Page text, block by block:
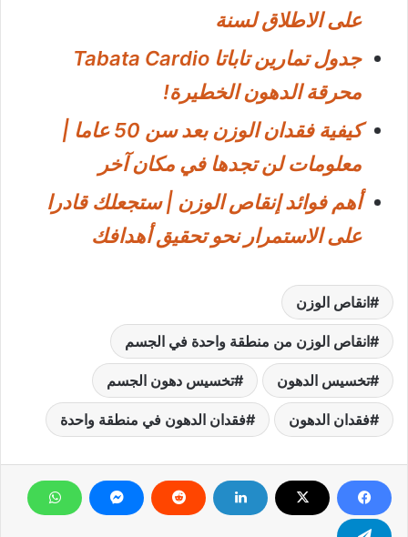
على الاطلاق لسنة
جدول تمارين تاباتا Tabata Cardio
محرقة الدهون الخطيرة!
كيفية فقدان الوزن بعد سن 50 عاما |
معلومات لن تجدها في مكان آخر
أهم فوائد إنقاص الوزن | ستجعلك قادرا
على الاستمرار نحو تحقيق أهدافك
انقاص الوزن
انقاص الوزن من منطقة واحدة في الجسم
تخسيس الدهون تخسيس دهون الجسم
فقدان الدهون فقدان الدهون في منطقة واحدة